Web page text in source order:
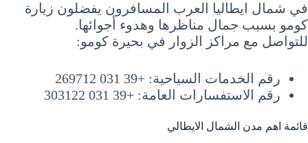
في شمال ايطاليا العرب المسافرون يفضلون زيارة
كومو بسبب جمال مناظرها وهدوء أجوائها.
للتواصل مع مراكز الزوار في بحيرة كومو:
رقم الخدمات السياحية: +39 031 269712
رقم الاستفسارات العامة: +39 031 303122
قائمة اهم مدن الشمال الايطالي